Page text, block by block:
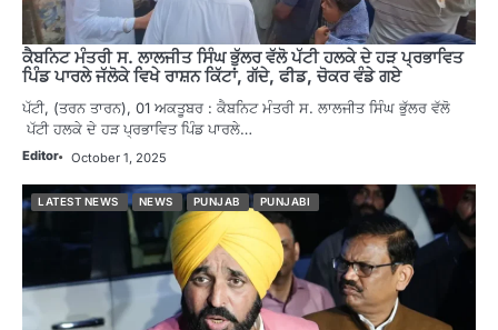
ਕੈਬਨਿਟ ਮੰਤਰੀ ਸ. ਲਾਲਜੀਤ ਸਿੰਘ ਭੁੱਲਰ ਵੱਲੋ ਪੱਟੀ ਹਲਕੇ ਦੇ ਹੜ ਪ੍ਰਭਾਵਿਤ
ਪਿੰਡ ਪਾਰਲੇ ਜੱਲੋਕੇ ਵਿਖੇ ਰਾਸ਼ਨ ਕਿੱਟਾਂ, ਗੱਦੇ, ਫੀਡ, ਚੋਕਰ ਵੰਡੇ ਗਏ
ਪੱਟੀ, (ਤਰਨ ਤਾਰਨ), 01 ਅਕਤੂਬਰ : ਕੈਬਨਿਟ ਮੰਤਰੀ ਸ. ਲਾਲਜੀਤ ਸਿੰਘ ਭੁੱਲਰ ਵੱਲੋ
ਪੱਟੀ ਹਲਕੇ ਦੇ ਹੜ ਪ੍ਰਭਾਵਿਤ ਪਿੰਡ ਪਾਰਲੇ…
Editor October 1, 2025
LATEST NEWS NEWS PUNJAB PUNJABI